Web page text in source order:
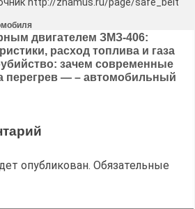
http://znamus.ru/page/safe_belt
двигателем ЗМЗ-406:
расход топлива и газа
зачем современные
перегрев — – автомобильный
опубликован. Обязательные